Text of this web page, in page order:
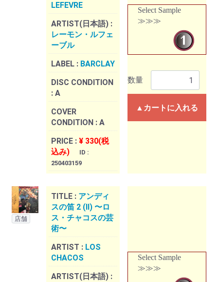
LEFEVRE
ARTIST(日本語) :
レーモン・ルフェ
ーブル
LABEL : BARCLAY
DISC CONDITION
: A
COVER
CONDITION : A
PRICE : ¥ 330(税
込み)
ID :
250403159
Select Sample
≫≫≫
数量
▲カートに入れる
店舗
TITLE : アンディ
スの笛 2 (II) 〜ロ
ス・チャコスの芸
術〜
ARTIST : LOS
CHACOS
ARTIST(日本語) :
Select Sample
≫≫≫